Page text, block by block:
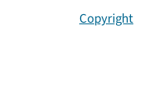
Copyright